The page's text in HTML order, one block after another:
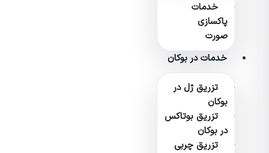
خدمات
پاکسازی
صورت
خدمات در بوکان
تزریق ژل در
بوکان
تزریق بوتاکس
در بوکان
تزریق چربی